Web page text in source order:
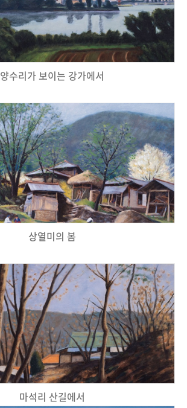
양수리가 보이는 강가에서
상열미의 봄
마석리 산길에서